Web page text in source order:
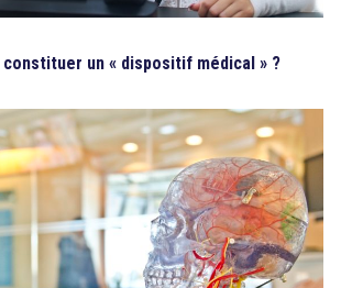
un « dispositif médical » ?